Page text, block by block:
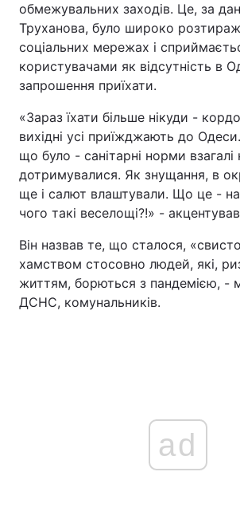
обмежувальних заходів. Це, за
Труханова, було широко
соціальних мережах і
користувачами як відсутність в
запрошення приїхати.
«Зараз їхати більше нікуди -
вихідні усі приїжджають до
що було - санітарні норми взагалі
дотримувалися. Як знущання, в
ще і салют влаштували. Що це -
чого такі веселощі?!» -
Він назвав те, що сталося,
хамством стосовно людей, які,
життям, борються з пандемією, -
ДСНС, комунальників.
ad